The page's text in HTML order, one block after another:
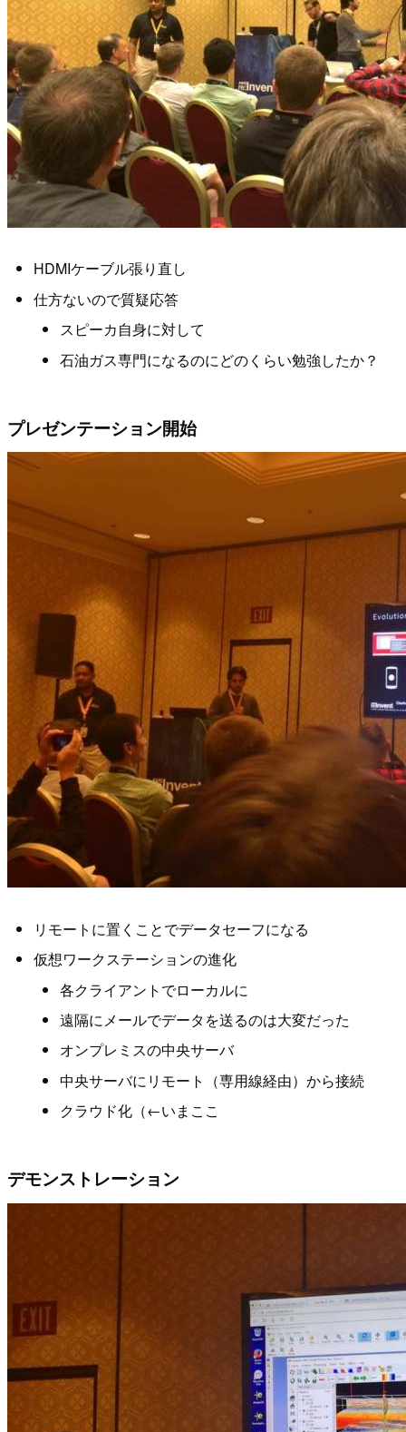
HDMIケーブル張り直し
仕方ないので質疑応答
スピーカ自身に対して
石油ガス専門になるのにどのくらい勉強したか？
プレゼンテーション開始
リモートに置くことでデータセーフになる
仮想ワークステーションの進化
各クライアントでローカルに
遠隔にメールでデータを送るのは大変だった
オンプレミスの中央サーバ
中央サーバにリモート（専用線経由）から接続
クラウド化（←いまここ
デモンストレーション